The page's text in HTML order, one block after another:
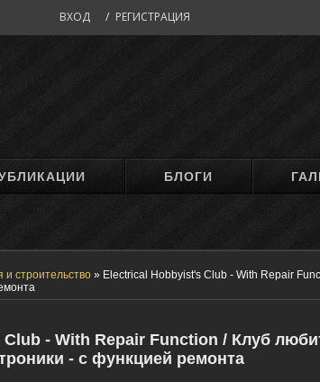
ВХОД / РЕГИСТРАЦИЯ
БЛОГИ
и строительство » Electrical Hobbyist's Club - With Repair
- With Repair Function / Клуб
- с функцией ремонта